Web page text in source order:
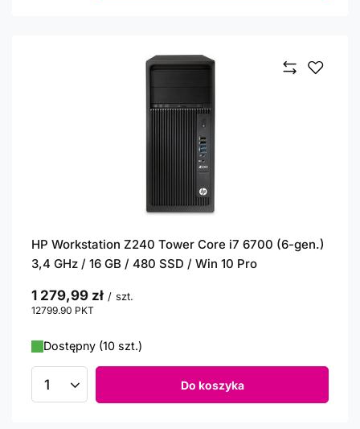
HP Workstation Z240 Tower Core i7 6700 (6-gen.)
3,4 GHz / 16 GB / 480 SSD / Win 10 Pro
1 279,99 zł / szt.
12799.90 PKT
Dostępny (10 szt.)
Ilość produktów Do koszyka